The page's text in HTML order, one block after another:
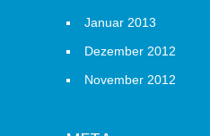
Januar 2013
Dezember 2012
November 2012